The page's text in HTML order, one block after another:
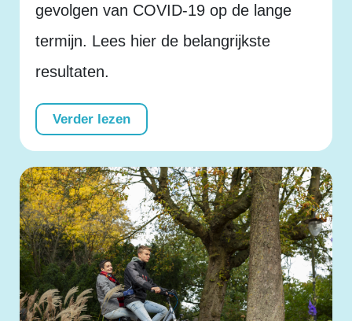
gevolgen van COVID-19 op de lange
termijn. Lees hier de belangrijkste
resultaten.
Verder lezen